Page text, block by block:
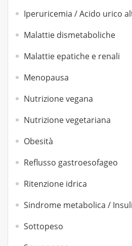
Iperuricemia / Acido urico
Malattie dismetaboliche
Malattie epatiche e renali
Menopausa
Nutrizione vegana
Nutrizione vegetariana
Obesità
Reflusso gastroesofageo
Ritenzione idrica
Sindrome metabolica /
Sottopeso